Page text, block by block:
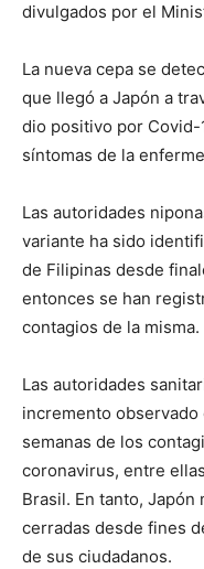
divulgados por el
La nueva cepa se
que llegó a Japón a
dio positivo por Covid-
síntomas de la
Las autoridades
variante ha sido
de Filipinas desde
entonces se han
contagios de la misma.
Las autoridades
incremento
semanas de los
coronavirus, entre
Brasil. En tanto,
cerradas desde fines
de sus ciudadanos.